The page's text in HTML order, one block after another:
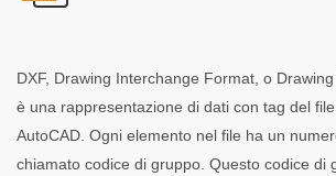
DXF, Drawing Interchange Format, o
è una rappresentazione di dati con tag del
AutoCAD. Ogni elemento nel file ha un
chiamato codice di gruppo. Questo codice di